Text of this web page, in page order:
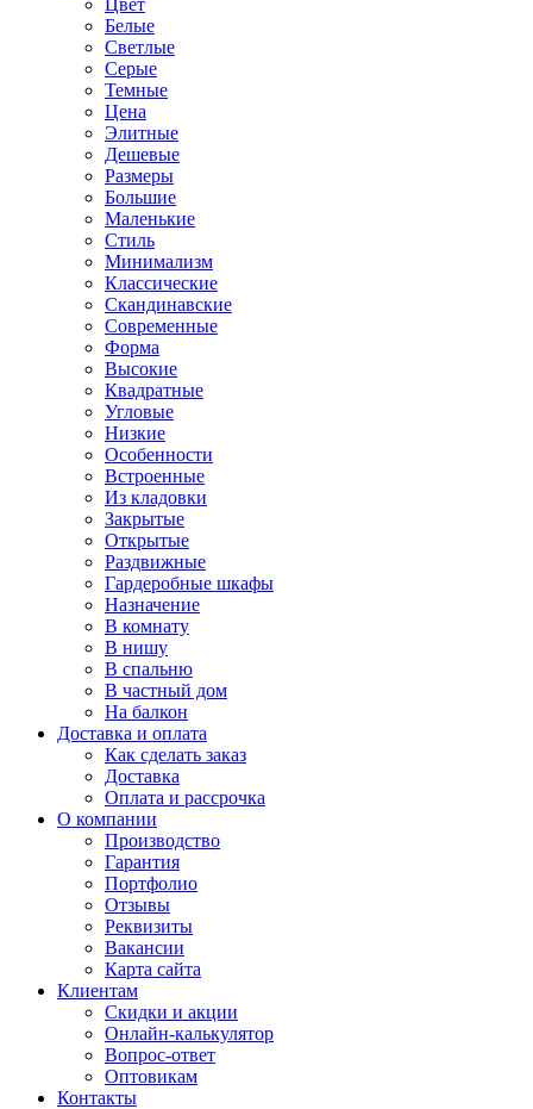
Цвет
Белые
Светлые
Серые
Темные
Цена
Элитные
Дешевые
Размеры
Большие
Маленькие
Стиль
Минимализм
Классические
Скандинавские
Современные
Форма
Высокие
Квадратные
Угловые
Низкие
Особенности
Встроенные
Из кладовки
Закрытые
Открытые
Раздвижные
Гардеробные шкафы
Назначение
В комнату
В нишу
В спальню
В частный дом
На балкон
Доставка и оплата
Как сделать заказ
Доставка
Оплата и рассрочка
О компании
Производство
Гарантия
Портфолио
Отзывы
Реквизиты
Вакансии
Карта сайта
Клиентам
Скидки и акции
Онлайн-калькулятор
Вопрос-ответ
Оптовикам
Контакты